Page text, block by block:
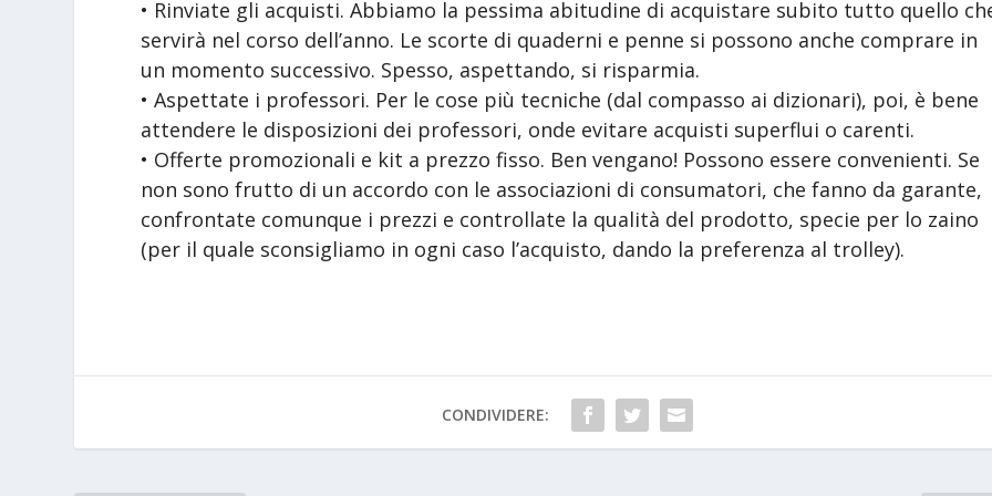
• Rinviate gli acquisti. Abbiamo la pessima abitudine di acquistare subito tutto quello
servirà nel corso dell’anno. Le scorte di quaderni e penne si possono anche comprare in
un momento successivo. Spesso, aspettando, si risparmia.
• Aspettate i professori. Per le cose più tecniche (dal compasso ai dizionari), poi, è bene
attendere le disposizioni dei professori, onde evitare acquisti superflui o carenti.
• Offerte promozionali e kit a prezzo fisso. Ben vengano! Possono essere convenienti. Se
non sono frutto di un accordo con le associazioni di consumatori, che fanno da garante,
confrontate comunque i prezzi e controllate la qualità del prodotto, specie per lo zaino
(per il quale sconsigliamo in ogni caso l’acquisto, dando la preferenza al trolley).
CONDIVIDERE: